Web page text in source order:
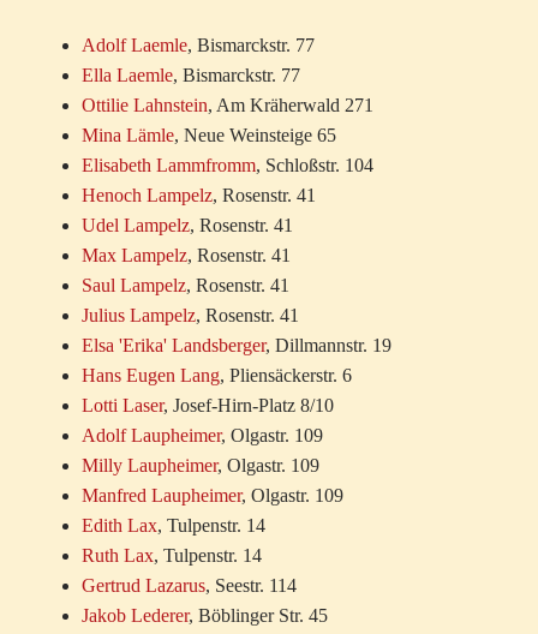
Adolf Laemle, Bismarckstr. 77
Ella Laemle, Bismarckstr. 77
Ottilie Lahnstein, Am Kräherwald 271
Mina Lämle, Neue Weinsteige 65
Elisabeth Lammfromm, Schloßstr. 104
Henoch Lampelz, Rosenstr. 41
Udel Lampelz, Rosenstr. 41
Max Lampelz, Rosenstr. 41
Saul Lampelz, Rosenstr. 41
Julius Lampelz, Rosenstr. 41
Elsa 'Erika' Landsberger, Dillmannstr. 19
Hans Eugen Lang, Pliensäckerstr. 6
Lotti Laser, Josef-Hirn-Platz 8/10
Adolf Laupheimer, Olgastr. 109
Milly Laupheimer, Olgastr. 109
Manfred Laupheimer, Olgastr. 109
Edith Lax, Tulpenstr. 14
Ruth Lax, Tulpenstr. 14
Gertrud Lazarus, Seestr. 114
Jakob Lederer, Böblinger Str. 45